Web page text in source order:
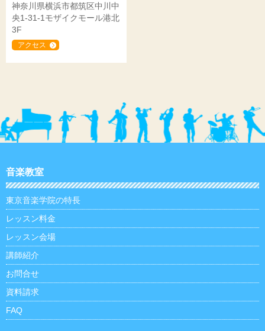
神奈川県横浜市都筑区中川中
央1-31-1モザイクモール港北
3F
アクセス
音楽教室
東京音楽学院の特長
レッスン料金
レッスン会場
講師紹介
お問合せ
資料請求
FAQ